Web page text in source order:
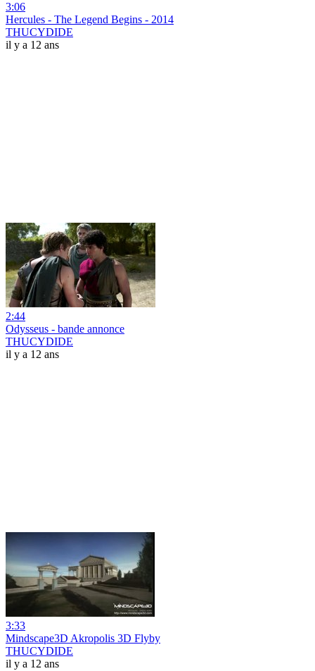
3:06
Hercules - The Legend Begins - 2014
THUCYDIDE
il y a 12 ans
2:44
Odysseus - bande annonce
THUCYDIDE
il y a 12 ans
3:33
Mindscape3D Akropolis 3D Flyby
THUCYDIDE
il y a 12 ans